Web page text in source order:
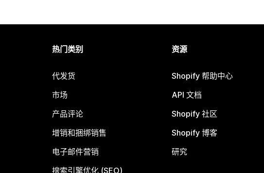
热门类别
代发货
市场
产品评论
增销和捆绑销售
电子邮件营销
搜索引擎优化 (SEO)
资源
Shopify 帮助中心
API 文档
Shopify 社区
Shopify 博客
研究